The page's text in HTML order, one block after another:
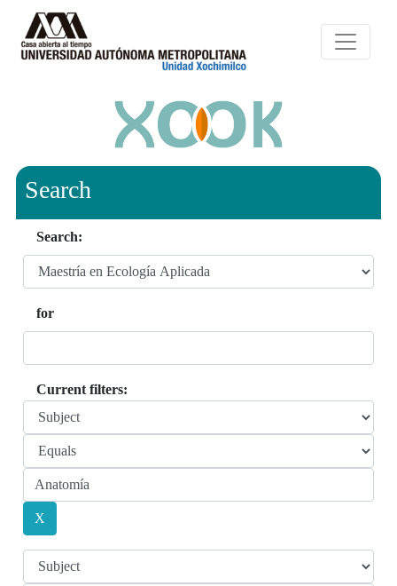
Search
Search:
for
Current filters: